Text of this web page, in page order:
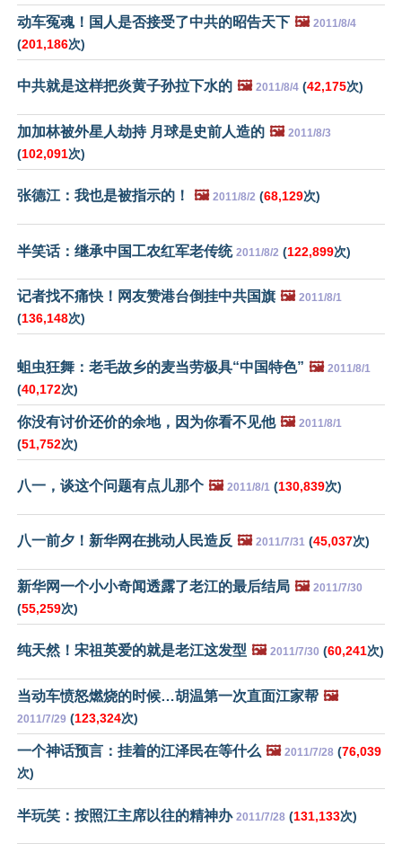
动车冤魂！国人是否接受了中共的昭告天下 🖼️ 2011/8/4
(201,186次)
中共就是这样把炎黄子孙拉下水的 🖼️ 2011/8/4 (42,175次)
加加林被外星人劫持 月球是史前人造的 🖼️ 2011/8/3
(102,091次)
张德江：我也是被指示的！ 🖼️ 2011/8/2 (68,129次)
半笑话：继承中国工农红军老传统 2011/8/2 (122,899次)
记者找不痛快！网友赞港台倒挂中共国旗 🖼️ 2011/8/1
(136,148次)
蛆虫狂舞：老毛故乡的麦当劳极具“中国特色” 🖼️ 2011/8/1
(40,172次)
你没有讨价还价的余地，因为你看不见他 🖼️ 2011/8/1
(51,752次)
八一，谈这个问题有点儿那个 🖼️ 2011/8/1 (130,839次)
八一前夕！新华网在挑动人民造反 🖼️ 2011/7/31 (45,037次)
新华网一个小小奇闻透露了老江的最后结局 🖼️ 2011/7/30
(55,259次)
纯天然！宋祖英爱的就是老江这发型 🖼️ 2011/7/30 (60,241次)
当动车愤怒燃烧的时候…胡温第一次直面江家帮 🖼️
2011/7/29 (123,324次)
一个神话预言：挂着的江泽民在等什么 🖼️ 2011/7/28 (76,039
次)
半玩笑：按照江主席以往的精神办 2011/7/28 (131,133次)